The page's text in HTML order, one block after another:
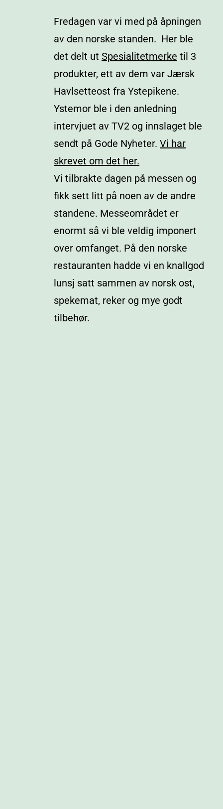
Fredagen var vi med på åpningen
av den norske standen. Her ble
det delt ut Spesialitetmerke til 3
produkter, ett av dem var Jærsk
Havlsetteost fra Ystepikene.
Ystemor ble i den anledning
intervjuet av TV2 og innslaget ble
sendt på Gode Nyheter. Vi har
skrevet om det her.
Vi tilbrakte dagen på messen og
fikk sett litt på noen av de andre
standene. Messeområdet er
enormt så vi ble veldig imponert
over omfanget. På den norske
restauranten hadde vi en knallgod
lunsj satt sammen av norsk ost,
spekemat, reker og mye godt
tilbehør.